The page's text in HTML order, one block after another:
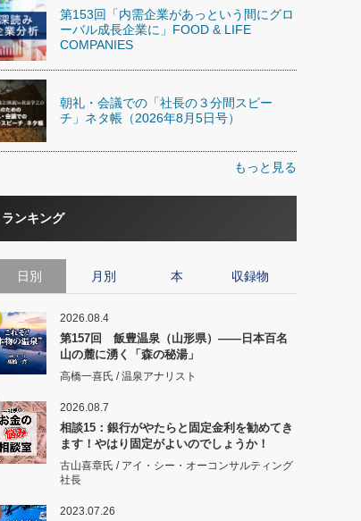
第153回「内需企業があっという間にグロ
ーバル成長企業に」FOOD & LIFE
COMPANIES
朝礼・会議での「社長の３分間スピー
チ」ネタ帳（2026年8月5日号）
もっと見る
ランキング
日別 月別 本 収録物
2026.08.4
第157回 飯豊温泉（山形県）――日本百名
山の麓に湧く「森の秘湯」
高橋一喜氏 / 温泉アナリスト
2026.08.7
相談15：銀行がやたらと固定金利を勧めてき
ます！やはり固定がよいのでしょうか！
古山喜章氏 / アイ・シー・オーコンサルティング
社長
2023.07.26